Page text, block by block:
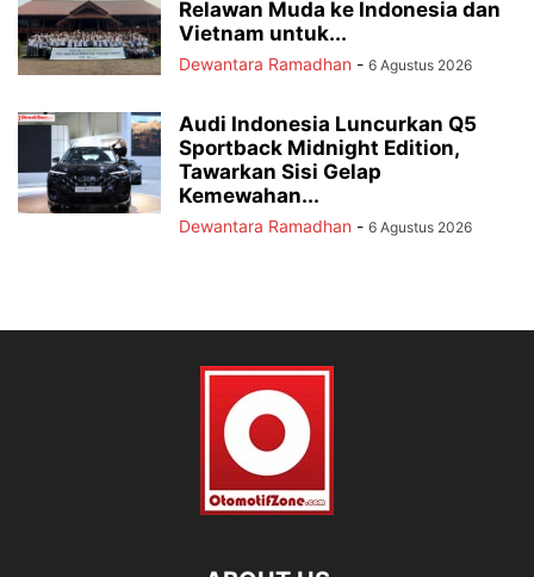
Relawan Muda ke Indonesia dan
Vietnam untuk...
Dewantara Ramadhan - 6 Agustus 2026
Audi Indonesia Luncurkan Q5
Sportback Midnight Edition,
Tawarkan Sisi Gelap
Kemewahan...
Dewantara Ramadhan - 6 Agustus 2026